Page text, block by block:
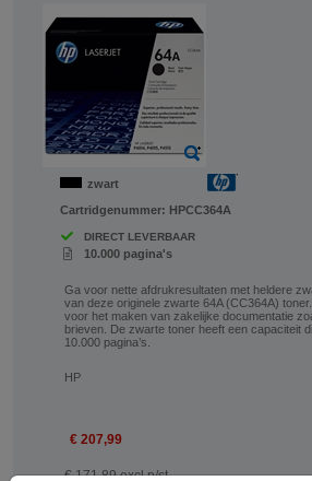
zwart
Cartridgenummer: HPCC364A
DIRECT LEVERBAAR
10.000 pagina's
Ga voor nette afdrukresultaten met heldere
van deze originele zwarte 64A (CC364A)
voor het maken van zakelijke documentatie
brieven. De zwarte toner heeft een capaciteit
10.000 pagina’s.
HP
€ 207,99
€ 171,89 excl p/st